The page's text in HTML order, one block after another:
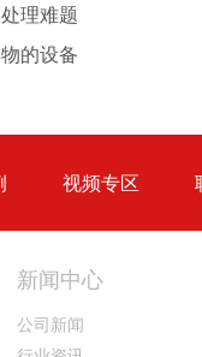
理难题
的设备
视频专区
新闻中心
公司新闻